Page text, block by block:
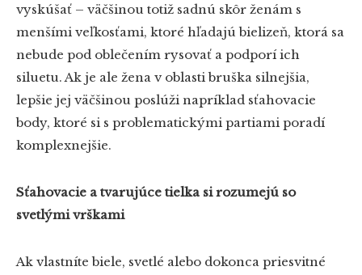
vyskúšať – väčšinou totiž sadnú skôr ženám s
menšími veľkosťami, ktoré hľadajú bielizeň, ktorá sa
nebude pod oblečením rysovať a podporí ich
siluetu. Ak je ale žena v oblasti bruška silnejšia,
lepšie jej väčšinou poslúži napríklad sťahovacie
body, ktoré si s problematickými partiami poradí
komplexnejšie.
Sťahovacie a tvarujúce tielka si rozumejú so
svetlými vrškami
Ak vlastníte biele, svetlé alebo dokonca priesvitné